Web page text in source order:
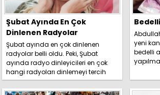
Şubat Ayında En Çok
Dinlenen Radyolar
Şubat ayında en çok dinlenen
radyolar belli oldu. Peki, Şubat
ayında radyo dinleyicileri en çok
hangi radyoları dinlemeyi tercih
etti? İşte detaylar.....
yeni
bedelli